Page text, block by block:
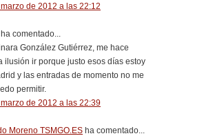
de 2012 a las 22:12
ha comentado...
González Gutiérrez, me hace
ilusión ir porque justo esos días estoy
y las entradas de momento no me
permitir.
de 2012 a las 22:39
Moreno TSMGO.ES ha comentado...